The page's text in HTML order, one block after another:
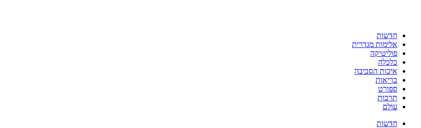
חדשות
אלימות מגדרית
פוליטיקה
כלכלה
איכות הסביבה
בריאות
ספורט
תרבות
עולם
חדשות